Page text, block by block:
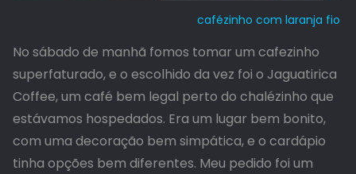
cafézinho com laranja fio
No sábado de manhã fomos tomar um cafezinho
superfaturado, e o escolhido da vez foi o Jaguatirica
Coffee, um café bem legal perto do chalézinho que
estávamos hospedados. Era um lugar bem bonito,
com uma decoração bem simpática, e o cardápio
tinha opções bem diferentes. Meu pedido foi um